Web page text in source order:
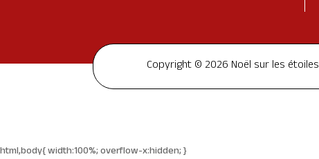
Copyright © 2026 Noël sur les étoiles
html,body{ width:100%; overflow-x:hidden; }